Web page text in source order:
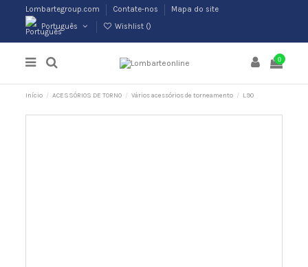
Lombartegroup.com Contate-nos
Mapa do site
Português
Wishlist ()
0
Início ACESSÓRIOS DE TORNO Vários acessórios de torneamento L90